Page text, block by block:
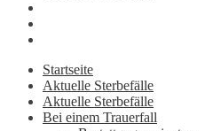
Startseite
Aktuelle Sterbefälle
Aktuelle Sterbefälle
Bei einem Trauerfall